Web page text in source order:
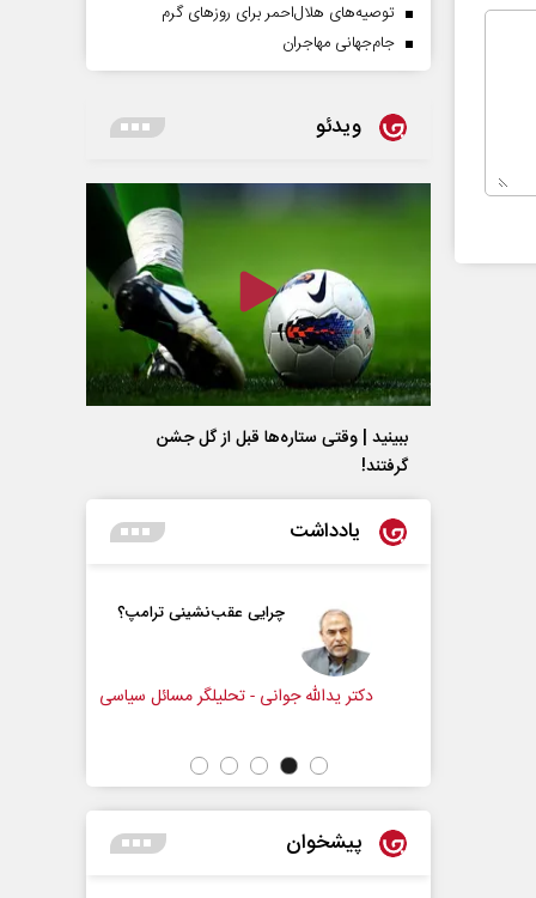
توصیه‌های هلال‌احمر برای روز‌های گرم
جام‌جهانی مهاجران
ویدئو
ببینید | وقتی ستاره‌ها قبل از گل جشن
گرفتند!
یادداشت
چرایی عقب‌نشینی ترامپ؟
دکتر یدالله جوانی - تحلیلگر مسائل سیاسی
پیشخوان